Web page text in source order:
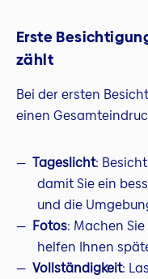
Erste
zählt
Bei der ersten
einen
Tageslicht:
damit Sie ein
und die
Fotos: Machen
helfen Ihnen
Vollständigkeit: